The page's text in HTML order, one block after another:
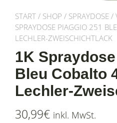
START / SHOP / SPRAYDOSE /
SPRAYDOSE PIAGGIO 251
LECHLER-ZWEISCHICHTLACK
1K
Bleu Cobalto
Lechler-
30,99€ inkl. MwSt.